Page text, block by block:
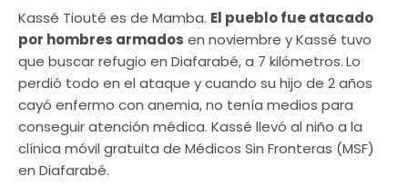
Kassé Tiouté es de Mamba. El pueblo fue atacado
por hombres armados en noviembre y Kassé tuvo
que buscar refugio en Diafarabé, a 7 kilómetros.Lo
perdió todo en el ataque y cuando su hijo de 2 años
cayó enfermo con anemia, no tenía medios para
conseguir atención médica. Kassé llevó al niño a la
clínica móvil gratuita de Médicos Sin Fronteras (MSF)
en Diafarabé.